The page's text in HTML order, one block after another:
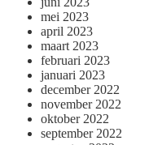
mei 2023
april 2023
maart 2023
februari 2023
januari 2023
december 2022
november 2022
oktober 2022
september 2022